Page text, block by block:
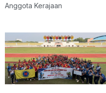
Anggota Kerajaan